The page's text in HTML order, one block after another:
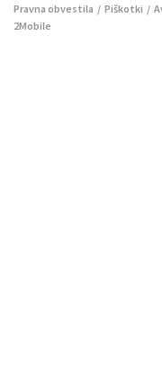
Pravna obvestila / Piškotki /
2Mobile